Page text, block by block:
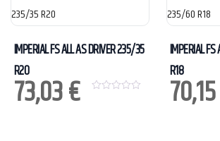
IMPERIAL FS ALL AS DRIVER 235/35
R20
73,03€
IMPERIAL
R18
70,15